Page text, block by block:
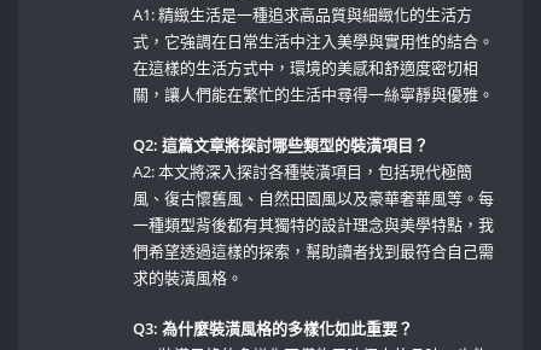
A1: 精緻生活是一種追求高品質與細緻化的生活方
式，它強調在日常生活中注入美學與實用性的結合。
在這樣的生活方式中，環境的美感和舒適度密切相
關，讓人們能在繁忙的生活中尋得一絲寧靜與優雅。
Q2: 這篇文章將探討哪些類型的裝潢項目？
A2:⁢ 本文將深入探討各種裝潢項目，包括現代極簡
風、復古懷舊風、自然田園風以及豪華奢華風等。每
一種類型背後都有其獨特的設計理念與美學特點，我
們希望透過這樣的探索，幫助讀者找到最符合自己需
求的裝潢風格。
Q3: 為什麼裝潢風格的多樣化如此重要？